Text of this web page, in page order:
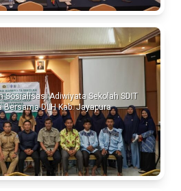
Sosialisasi Adiwiyata Sekolah SDIT
Bersama DLH Kab. Jayapura